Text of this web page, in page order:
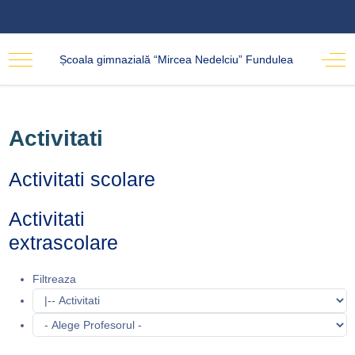
Școala gimnazială “Mircea Nedelciu” Fundulea
Activitati
Activitati scolare
Activitati
extrascolare
Filtreaza